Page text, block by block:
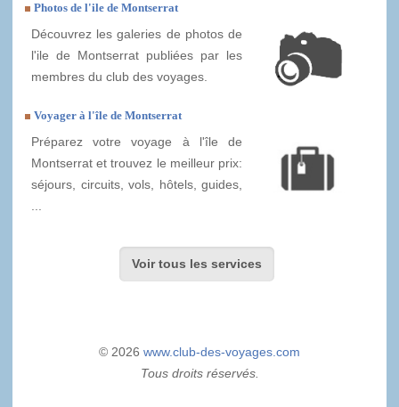
Photos de l'ile de Montserrat
Découvrez les galeries de photos de
l'ile de Montserrat publiées par les
membres du club des voyages.
Voyager à l'île de Montserrat
Préparez votre voyage à l'île de
Montserrat et trouvez le meilleur prix:
séjours, circuits, vols, hôtels, guides,
...
Voir tous les services
© 2026 www.club-des-voyages.com
Tous droits réservés.